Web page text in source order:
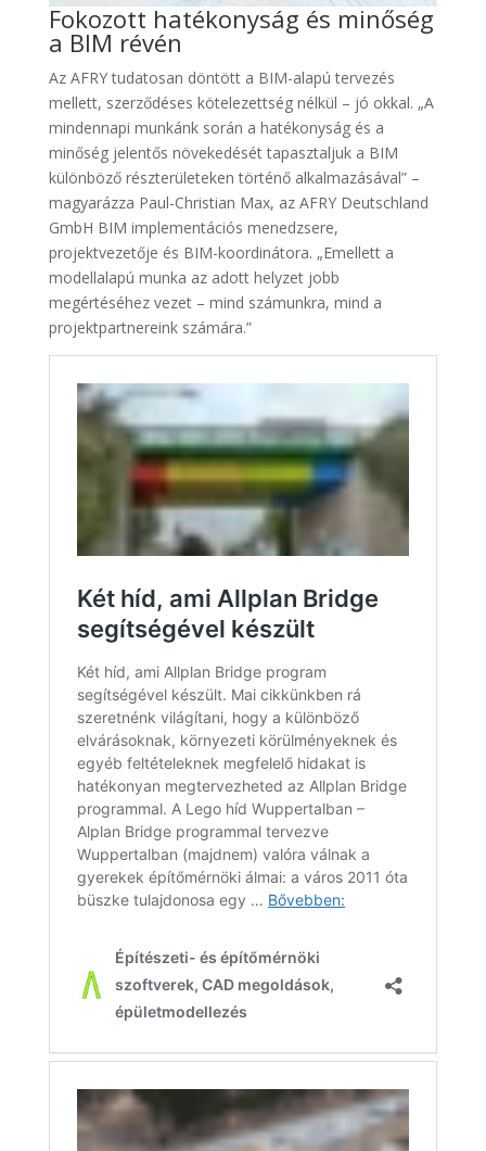
Fokozott hatékonyság és minőség
a BIM révén
Az AFRY tudatosan döntött a BIM-alapú tervezés
mellett, szerződéses kötelezettség nélkül – jó okkal. „A
mindennapi munkánk során a hatékonyság és a
minőség jelentős növekedését tapasztaljuk a BIM
különböző részterületeken történő alkalmazásával” –
magyarázza Paul-Christian Max, az AFRY Deutschland
GmbH BIM implementációs menedzsere,
projektvezetője és BIM-koordinátora. „Emellett a
modellalapú munka az adott helyzet jobb
megértéséhez vezet – mind számunkra, mind a
projektpartnereink számára.”